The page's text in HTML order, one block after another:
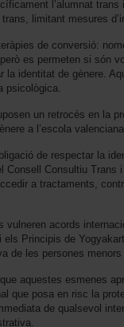
l’alumnat trans
limitant mesures
de conversió:
es permeten si són
la identitat de gènere.
psicològica.
un retrocés en la
a l’escola valenciana.
de respectar la
Consultiu Trans i
a tractaments,
vulneren acords
els Principis de
de les persones menors
aquestes esmenes
que posa en risc la
de qualsevol